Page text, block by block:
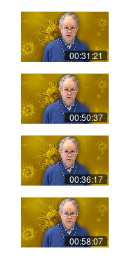
00:31:21
00:50:37
00:36:17
00:58:07